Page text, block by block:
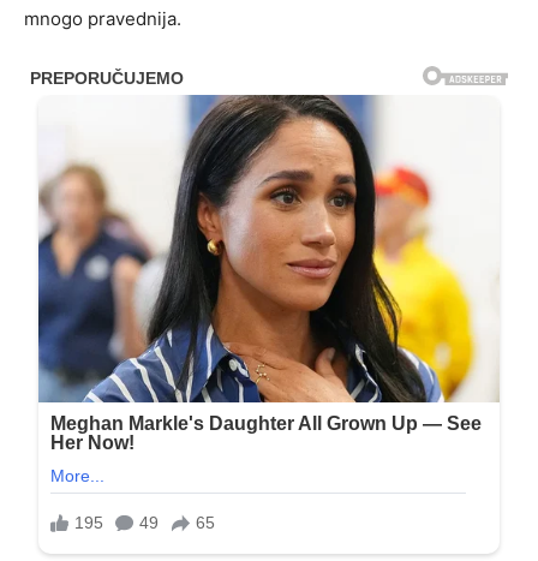
mnogo pravednija.